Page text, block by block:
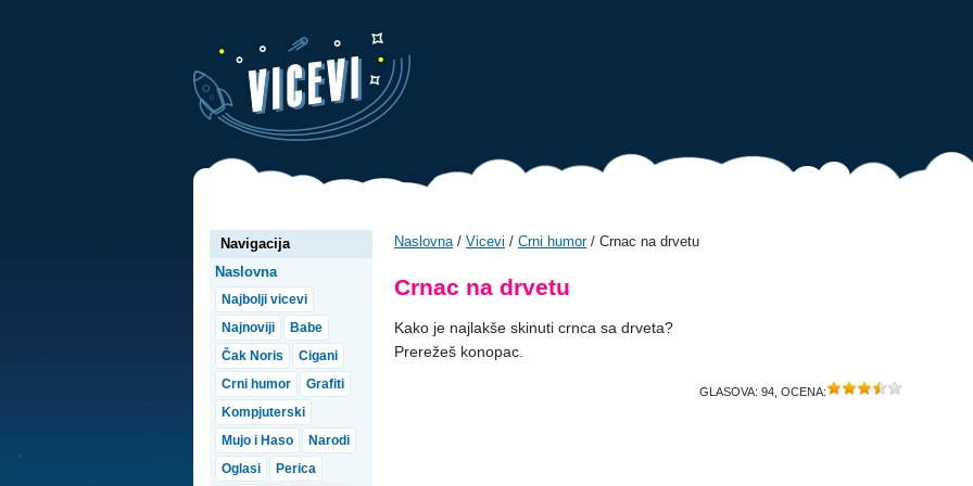
Naslovna/ Vicevi / Crni humor/ Crnac na drvetu
Crnac na drvetu
Kako je najlakše skinuti crnca sa drveta?
Prerežeš konopac.
GLASOVA: 94 , OCENA:
Navigacija
Naslovna
Najbolji vicevi
Najnoviji
Babe
Čak Noris
Cigani
Crni humor
Grafiti
Kompjuterski
Mujo i Haso
Narodi
Oglasi
Perica